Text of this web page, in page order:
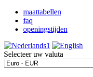
maattabellen
faq
openingstijden
Selecteer uw valuta